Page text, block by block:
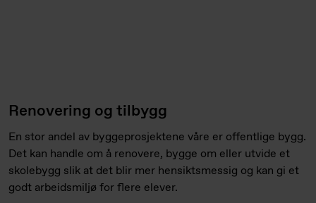
Renovering og tilbygg
En stor andel av byggeprosjektene våre er offentlige bygg.
Det kan handle om å renovere, bygge om eller utvide et
skolebygg slik at det blir mer hensiktsmessig og kan gi et
godt arbeidsmiljø for flere elever.